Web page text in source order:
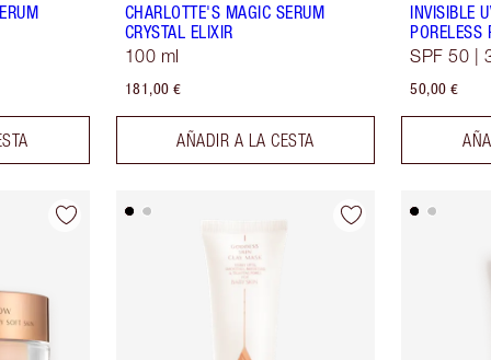
CHARLOTTE'S MAGIC SERUM
CRYSTAL ELIXIR
100 ml
181,00 €
AÑADIR A LA CESTA
INVISIBLE
PORELESS
SPF 50 |
50,00 €